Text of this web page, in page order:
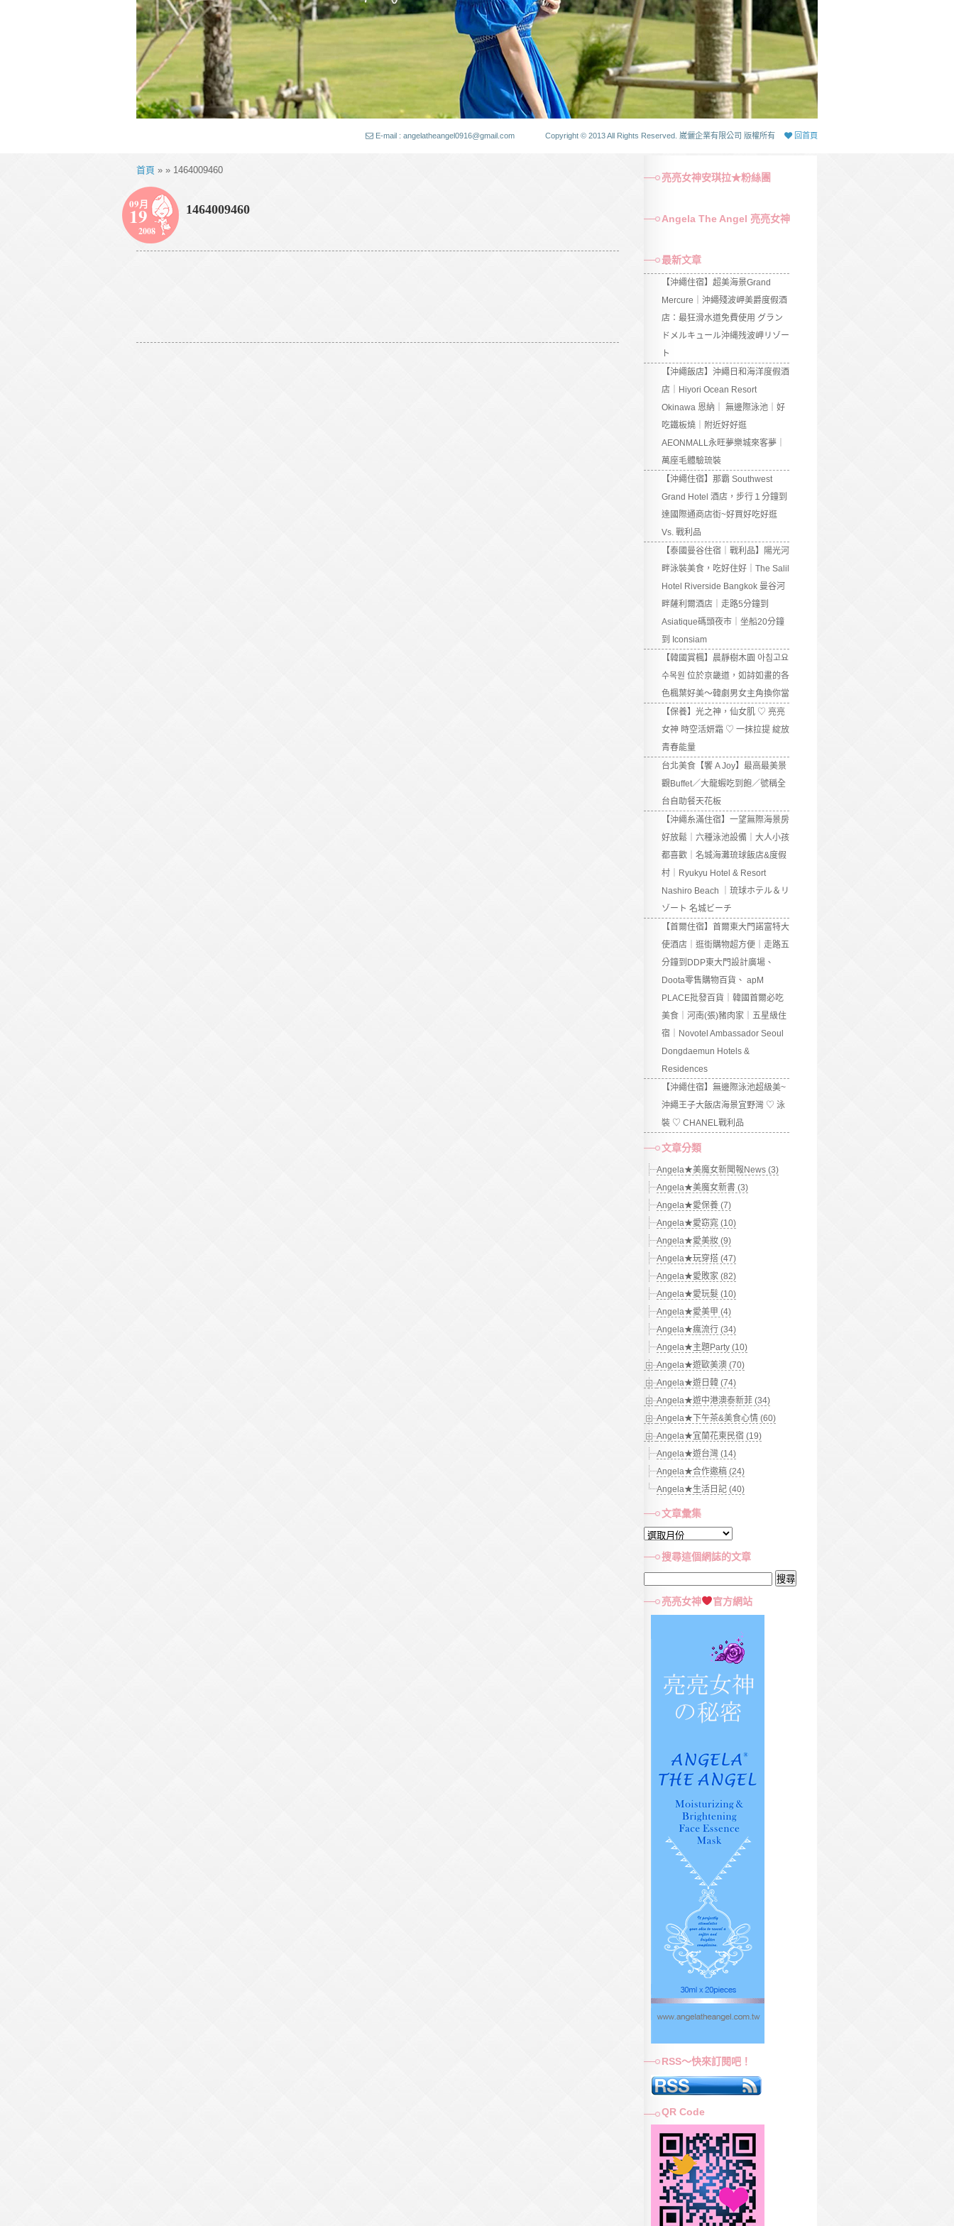
E-mail : angelatheangel0916@gmail.com Copyright © 2013 All Rights Reserved. 崴儷企業有限公司 版權所有 回首頁
首頁 » » 1464009460
09月
19
2008
1464009460
亮亮女神安琪拉★粉絲團
Angela The Angel 亮亮女神
最新文章
【沖繩住宿】超美海景Grand
Mercure｜沖繩殘波岬美爵度假酒
店：最狂滑水道免費使用 グラン
ドメルキュール沖縄残波岬リゾー
ト
【沖繩飯店】沖繩日和海洋度假酒
店｜Hiyori Ocean Resort
Okinawa 恩納｜ 無邊際泳池｜好
吃鐵板燒｜附近好好逛
AEONMALL永旺夢樂城來客夢｜
萬座毛體驗琉裝
【沖繩住宿】那霸 Southwest
Grand Hotel 酒店，步行１分鐘到
達國際通商店街~好買好吃好逛
Vs. 戰利品
【泰國曼谷住宿｜戰利品】陽光河
畔泳裝美食，吃好住好｜The Salil
Hotel Riverside Bangkok 曼谷河
畔薩利爾酒店｜走路5分鐘到
Asiatique碼頭夜市｜坐船20分鐘
到 Iconsiam
【韓國賞楓】晨靜樹木園 아침고요
수목원 位於京畿道，如詩如畫的各
色楓葉好美～韓劇男女主角換你當
【保養】光之神，仙女肌 ♡ 亮亮
女神 時空活妍霜 ♡ 一抹拉提 綻放
青春能量
台北美食【饗 A Joy】最高最美景
觀Buffet／大龍蝦吃到飽／號稱全
台自助餐天花板
【沖繩糸滿住宿】一望無際海景房
好放鬆｜六種泳池設備｜大人小孩
都喜歡｜名城海灘琉球飯店&度假
村｜Ryukyu Hotel & Resort
Nashiro Beach ｜琉球ホテル＆リ
ゾート 名城ビーチ
【首爾住宿】首爾東大門諾富特大
使酒店｜逛街購物超方便｜走路五
分鐘到DDP東大門設計廣場、
Doota零售購物百貨、 apM
PLACE批發百貨｜韓國首爾必吃
美食｜河南(張)豬肉家｜五星級住
宿｜Novotel Ambassador Seoul
Dongdaemun Hotels &
Residences
【沖繩住宿】無邊際泳池超級美~
沖繩王子大飯店海景宜野灣 ♡ 泳
裝 ♡ CHANEL戰利品
文章分類
Angela★美魔女新聞報News (3)
Angela★美魔女新書 (3)
Angela★愛保養 (7)
Angela★愛窈窕 (10)
Angela★愛美妝 (9)
Angela★玩穿搭 (47)
Angela★愛敗家 (82)
Angela★愛玩髮 (10)
Angela★愛美甲 (4)
Angela★瘋流行 (34)
Angela★主題Party (10)
Angela★遊歐美澳 (70)
Angela★遊日韓 (74)
Angela★遊中港澳泰新菲 (34)
Angela★下午茶&美食心情 (60)
Angela★宜蘭花東民宿 (19)
Angela★遊台灣 (14)
Angela★合作邀稿 (24)
Angela★生活日記 (40)
文章彙集
文
彙
集
搜尋這個網誌的文章
關
亮亮女神 官方網站
RSS～快來訂閱吧！
QR Code